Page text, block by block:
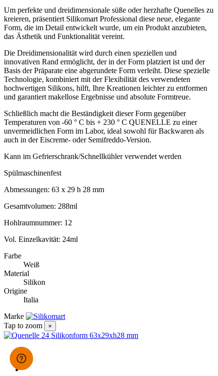
Um perfekte und dreidimensionale süße oder herzhafte Quenelles zu
kreieren, präsentiert Silikomart Professional diese neue, elegante
Form, die im Detail entwickelt wurde, um ein Produkt anzubieten,
das Ästhetik und Funktionalität vereint.
Die Dreidimensionalität wird durch einen speziellen und
innovativen Rand ermöglicht, der in der Form platziert ist und der
Basis der Präparate eine abgerundete Form verleiht. Diese spezielle
Technologie, kombiniert mit der Flexibilität des verwendeten
hochwertigen Silikons, hilft, Ihre Kreationen leichter zu entformen
und garantiert makellose Ergebnisse und absolute Formtreue.
Schließlich macht die Beständigkeit dieser Form gegenüber
Temperaturen von -60 ° C bis + 230 ° C QUENELLE zu einer
unvermeidlichen Form im Labor, ideal sowohl für Backwaren als
auch in der Eiscreme- oder Semifreddo-Version.
Kann im Gefrierschrank/Schnellkühler verwendet werden
Spülmaschinenfest
Abmessungen: 63 x 29 h 28 mm
Gesamtvolumen: 288ml
Hohlraumnummer: 12
Vol. Einzelkavität: 24ml
Farbe
Weiß
Material
Silikon
Origine
Italia
Marke
Tap to zoom
×